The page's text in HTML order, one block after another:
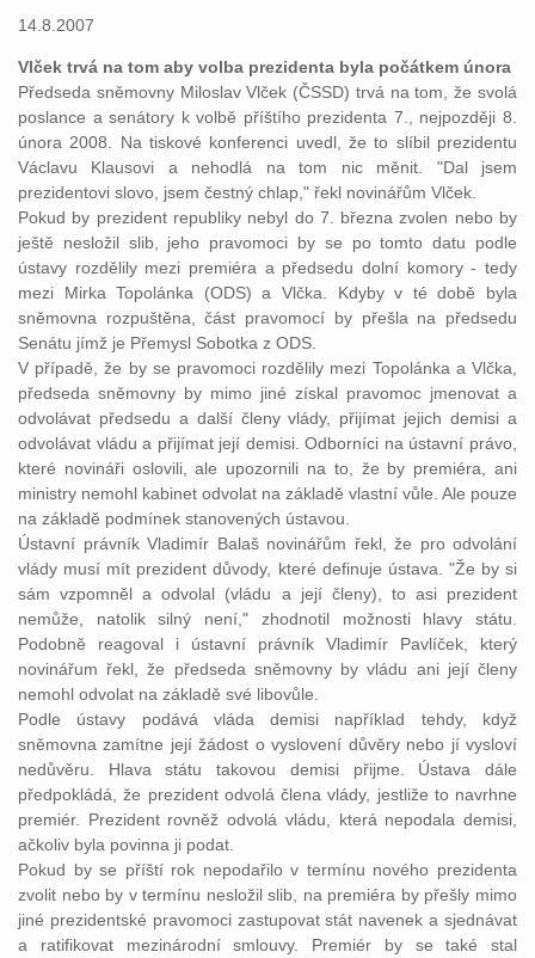
14.8.2007
Vlček trvá na tom aby volba prezidenta byla počátkem února
Předseda sněmovny Miloslav Vlček (ČSSD) trvá na tom, že svolá
poslance a senátory k volbě příštího prezidenta 7., nejpozději 8.
února 2008. Na tiskové konferenci uvedl, že to slíbil prezidentu
Václavu Klausovi a nehodlá na tom nic měnit. "Dal jsem
prezidentovi slovo, jsem čestný chlap," řekl novinářům Vlček.
Pokud by prezident republiky nebyl do 7. března zvolen nebo by
ještě nesložil slib, jeho pravomoci by se po tomto datu podle
ústavy rozdělily mezi premiéra a předsedu dolní komory - tedy
mezi Mirka Topolánka (ODS) a Vlčka. Kdyby v té době byla
sněmovna rozpuštěna, část pravomocí by přešla na předsedu
Senátu jímž je Přemysl Sobotka z ODS.
V případě, že by se pravomoci rozdělily mezi Topolánka a Vlčka,
předseda sněmovny by mimo jiné získal pravomoc jmenovat a
odvolávat předsedu a další členy vlády, přijímat jejich demisi a
odvolávat vládu a přijímat její demisi. Odborníci na ústavní právo,
které novináři oslovili, ale upozornili na to, že by premiéra, ani
ministry nemohl kabinet odvolat na základě vlastní vůle. Ale pouze
na základě podmínek stanovených ústavou.
Ústavní právník Vladimír Balaš novinářům řekl, že pro odvolání
vlády musí mít prezident důvody, které definuje ústava. "Že by si
sám vzpomněl a odvolal (vládu a její členy), to asi prezident
nemůže, natolik silný není," zhodnotil možnosti hlavy státu.
Podobně reagoval i ústavní právník Vladimír Pavlíček, který
novinářum řekl, že předseda sněmovny by vládu ani její členy
nemohl odvolat na základě své libovůle.
Podle ústavy podává vláda demisi například tehdy, když
sněmovna zamítne její žádost o vyslovení důvěry nebo jí vysloví
nedůvěru. Hlava státu takovou demisi přijme. Ústava dále
předpokládá, že prezident odvolá člena vlády, jestliže to navrhne
premiér. Prezident rovněž odvolá vládu, která nepodala demisi,
ačkoliv byla povinna ji podat.
Pokud by se příští rok nepodařilo v termínu nového prezidenta
zvolit nebo by v termínu nesložil slib, na premiéra by přešly mimo
jiné prezidentské pravomoci zastupovat stát navenek a sjednávat
a ratifikovat mezinárodní smlouvy. Premiér by se také stal